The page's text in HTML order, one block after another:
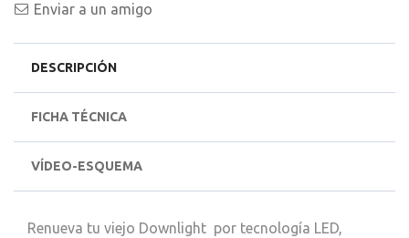
Enviar a un amigo
DESCRIPCIÓN
FICHA TÉCNICA
VÍDEO-ESQUEMA
Renueva tu viejo Downlight por tecnología LED,